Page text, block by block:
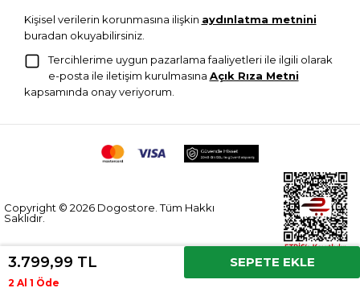
3.799,99 TL SEPETE EKLE
2 Al 1 Öde
Kişisel verilerin korunmasına ilişkin aydınlatma metnini
buradan okuyabilirsiniz.
Tercihlerime uygun pazarlama faaliyetleri ile ilgili olarak
e-posta ile iletişim kurulmasına Açık Rıza Metni
kapsamında onay veriyorum.
Copyright © 2026 Dogostore. Tüm Hakkı
Saklıdır.